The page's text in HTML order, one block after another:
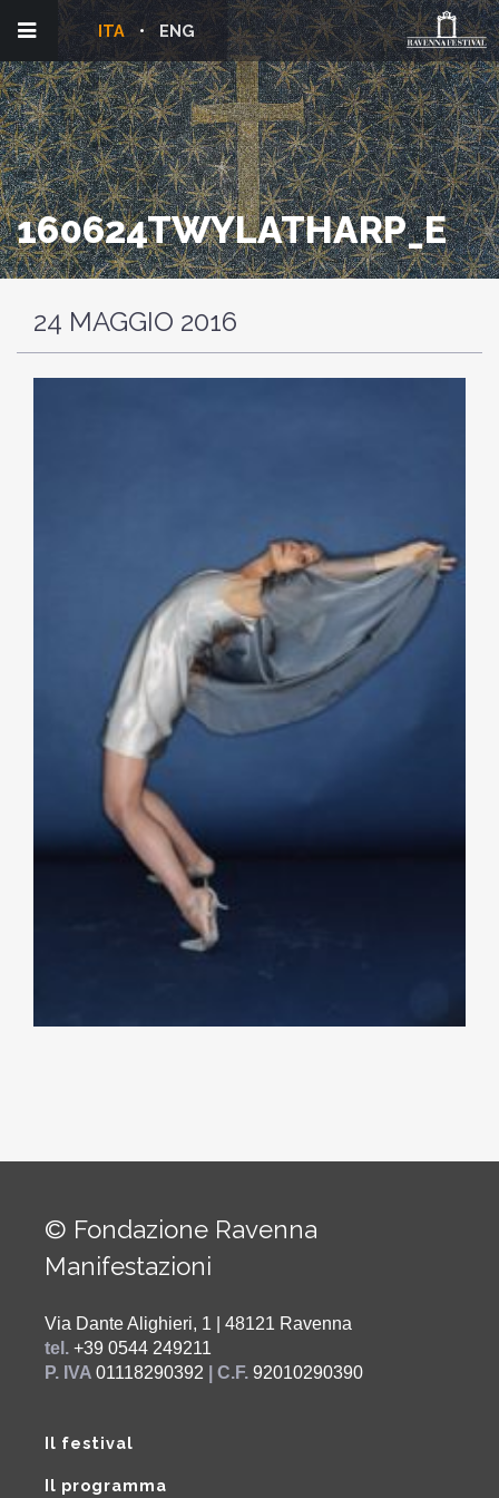
ENG
ITA
160624TWYLATHARP_E
24 MAGGIO 2016
© Fondazione Ravenna
Manifestazioni
Via Dante Alighieri, 1 | 48121 Ravenna
tel. +39 0544 249211
P. IVA 01118290392 | C.F. 92010290390
Il festival
Il programma